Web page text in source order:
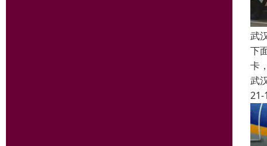
武
下
卡
武
21-